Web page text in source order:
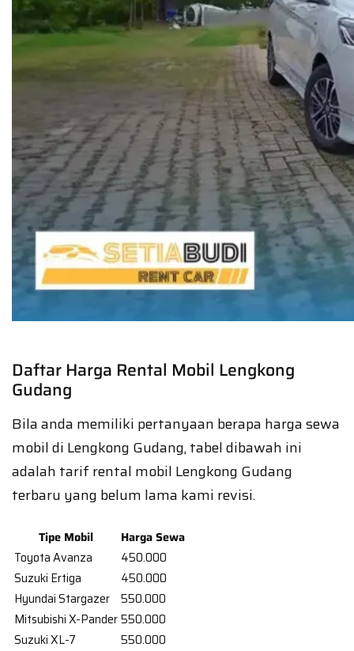
Daftar Harga Rental Mobil Lengkong
Gudang
Bila anda memiliki pertanyaan berapa harga sewa
mobil di Lengkong Gudang, tabel dibawah ini
adalah tarif rental mobil Lengkong Gudang
terbaru yang belum lama kami revisi.
Tipe Mobil
Harga Sewa
Toyota Avanza
450.000
Suzuki Ertiga
450.000
Hyundai Stargazer
550.000
Mitsubishi X-Pander550.000
Suzuki XL-7
550.000